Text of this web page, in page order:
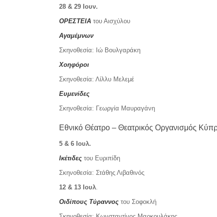
28 & 29 Ιουν.
ΟΡΕΣΤΕΙΑ του Αισχύλου
Αγαμέμνων
Σκηνοθεσία: Ιώ Βουλγαράκη
Χοηφόροι
Σκηνοθεσία: Λίλλυ Μελεμέ
Ευμενίδες
Σκηνοθεσία: Γεωργία Μαυραγάνη
Εθνικό Θέατρο – Θεατρικός Οργανισμός
5 & 6 Ιουλ.
Ικέτιδες του Ευριπίδη
Σκηνοθεσία: Στάθης Λιβαθινός
12 & 13 Ιουλ.
Οιδίπους Τύραννος του Σοφοκλή